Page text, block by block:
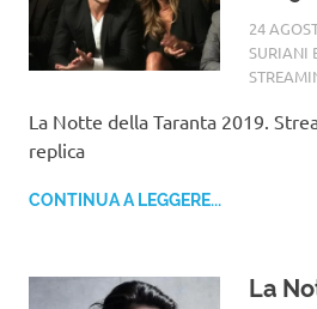
24
SURIANI
La Notte della Taranta 2019.
replica
CONTINUA A LEGGERE...
La